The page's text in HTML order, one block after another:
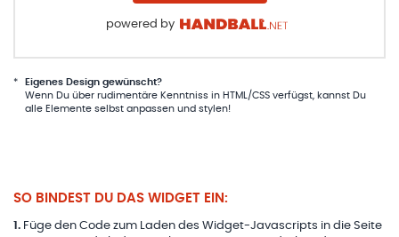
powered by
*
Eigenes Design gewünscht?
Wenn Du über rudimentäre Kenntniss in HTML/CSS verfügst, kannst Du
alle Elemente selbst anpassen und stylen!
SO BINDEST DU DAS WIDGET EIN:
1 . Füge den Code zum Laden des Widget-Javascripts in die Seite